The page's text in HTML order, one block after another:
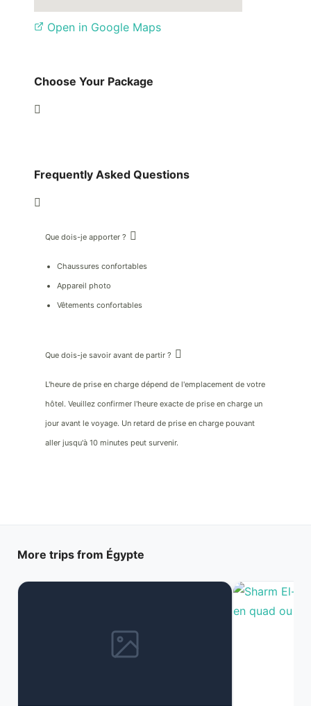
Open in Google Maps
Choose Your Package
Frequently Asked Questions
Que dois-je apporter ?
Chaussures confortables
Appareil photo
Vêtements confortables
Que dois-je savoir avant de partir ?
L'heure de prise en charge dépend de l'emplacement de votre
hôtel. Veuillez confirmer l'heure exacte de prise en charge un
jour avant le voyage. Un retard de prise en charge pouvant
aller jusqu'à 10 minutes peut survenir.
More trips from Égypte